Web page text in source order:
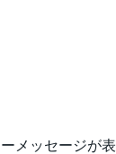
メッセージが表